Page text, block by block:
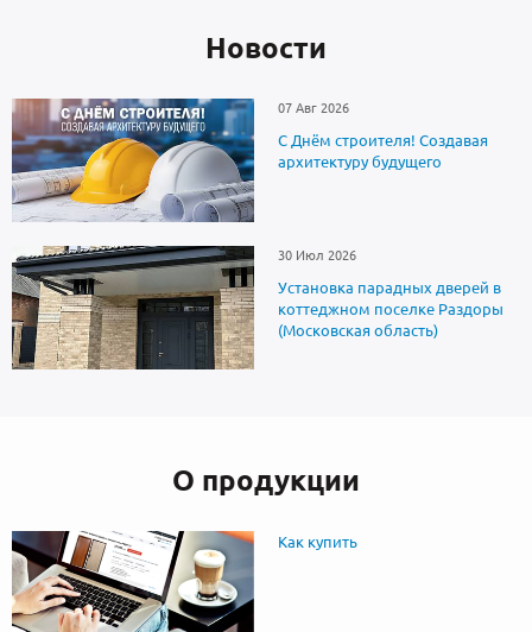
Новоcти
07 Авг 2026
С Днём строителя! Создавая
архитектуру будущего
30 Июл 2026
Установка парадных дверей в
коттеджном поселке Раздоры
(Московская область)
О продукции
Как купить